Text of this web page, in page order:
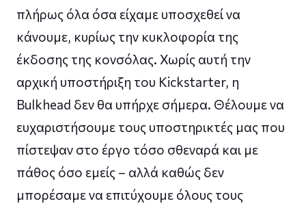
πλήρως όλα όσα είχαμε υποσχεθεί να
κάνουμε, κυρίως την κυκλοφορία της
έκδοσης της κονσόλας. Χωρίς αυτή την
αρχική υποστήριξη του Kickstarter, η
Bulkhead δεν θα υπήρχε σήμερα. Θέλουμε να
ευχαριστήσουμε τους υποστηρικτές μας που
πίστεψαν στο έργο τόσο σθεναρά και με
πάθος όσο εμείς – αλλά καθώς δεν
μπορέσαμε να επιτύχουμε όλους τους